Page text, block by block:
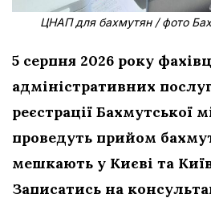
ЦНАП для бахмутян / фото
5 серпня 2026 року
адміністративних
реєстрації Бахмутської
проведуть прийом
мешкають у Києві та
Записатись на